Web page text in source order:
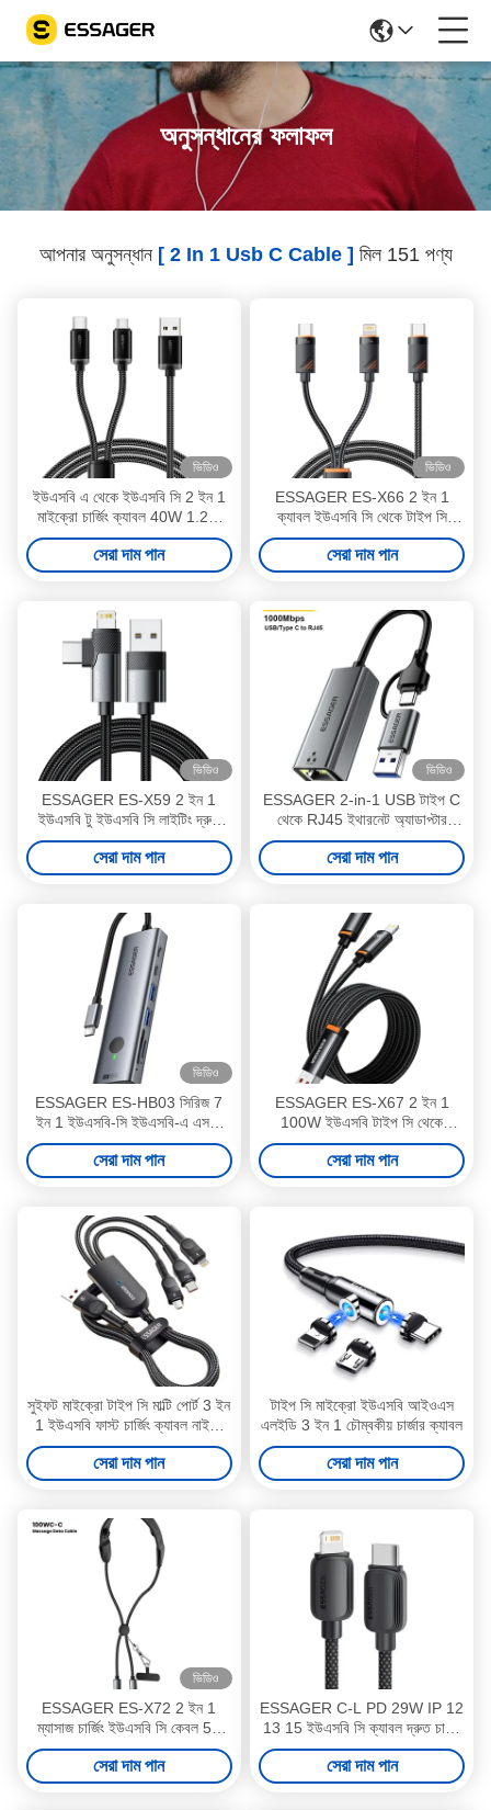
অনুসন্ধানের ফলাফল
আপনার অনুসন্ধান [ 2 In 1 Usb C Cable ] মিল 151 পণ্য
ভিডিও
ইউএসবি এ থেকে ইউএসবি সি 2 ইন 1
মাইক্রো চার্জিং ক্যাবল 40W 1.2m
ES-X60 সিরিজ
সেরা দাম পান
ভিডিও
ESSAGER ES-X66 2 ইন 1
ক্যাবল ইউএসবি সি থেকে টাইপ সি
আলোর ডেটা চার্জিং ক্যাবল
সেরা দাম পান
ভিডিও
ESSAGER ES-X59 2 ইন 1
ইউএসবি টু ইউএসবি সি লাইটিং দ্রুত
চার্জিং ফোন ডেটা ক্যাবল
সেরা দাম পান
ভিডিও
ESSAGER 2-in-1 USB টাইপ C
থেকে RJ45 ইথারনেট অ্যাডাপ্টার
1000Mbps
সেরা দাম পান
ভিডিও
ESSAGER ES-HB03 সিরিজ 7
ইন 1 ইউএসবি-সি ইউএসবি-এ এসডি
টিএফ পোর্ট 3.0 সেরা ইউএসবি পোর্ট হাব
সেরা দাম পান
ESSAGER ES-X67 2 ইন 1
100W ইউএসবি টাইপ সি থেকে
ইউএসবি টাইপ সি আলোর ডেটা ক্যাবল
সেরা দাম পান
সুইফট মাইক্রো টাইপ সি মাল্টি পোর্ট 3 ইন
1 ইউএসবি ফাস্ট চার্জিং ক্যাবল নাইলন
ব্লেড
সেরা দাম পান
টাইপ সি মাইক্রো ইউএসবি আইওএস
এলইডি 3 ইন 1 চৌম্বকীয় চার্জার ক্যাবল
সেরা দাম পান
ভিডিও
ESSAGER ES-X72 2 ইন 1
ম্যাসাজ চার্জিং ইউএসবি সি কেবল 5A
PD 100W চার্জার টাইপ সি থেকে টাইপ
সি
সেরা দাম পান
ESSAGER C-L PD 29W IP 12
13 15 ইউএসবি সি ক্যাবল দ্রুত চার্জিং
ES-X46 সিরিজ
সেরা দাম পান